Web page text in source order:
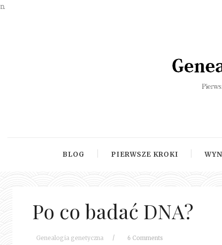
n
BLOG PIERWSZE KROKI
Po co badać DNA?
Genealogia genetyczna / 6 Comments